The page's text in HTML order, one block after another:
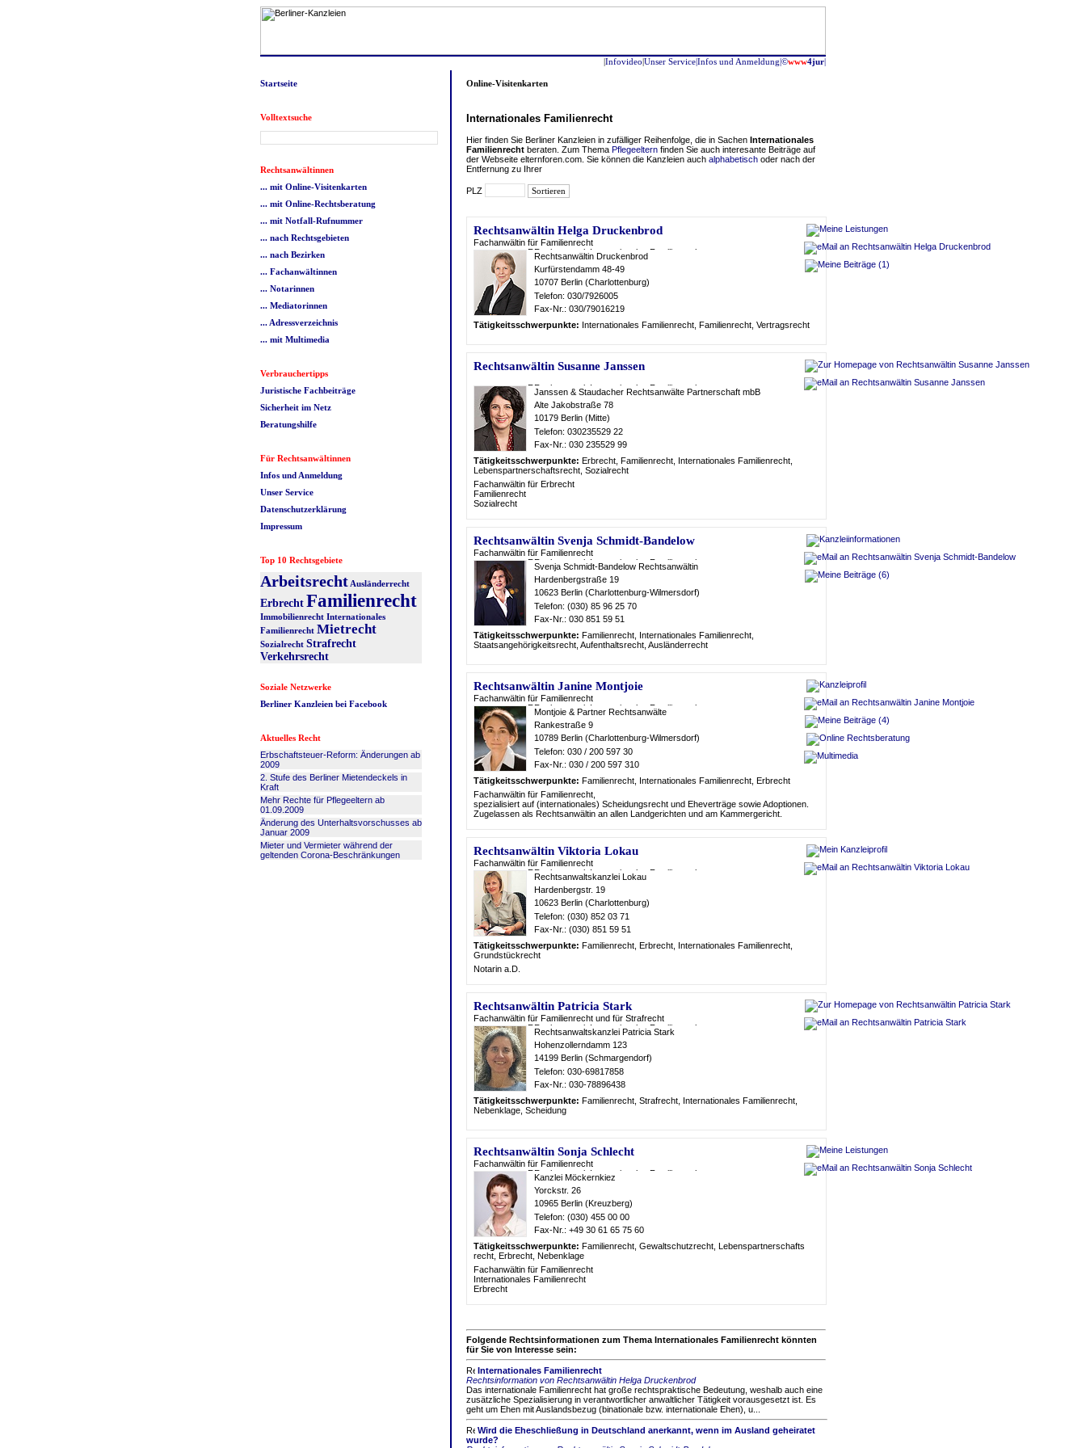
|Infovideo|Unser Service|Infos und Anmeldung|©www4jur|
Startseite
Volltextsuche
Rechtsanwältinnen
... mit Online-Visitenkarten
... mit Online-Rechtsberatung
... mit Notfall-Rufnummer
... nach Rechtsgebieten
... nach Bezirken
... Fachanwältinnen
... Notarinnen
... Mediatorinnen
... Adressverzeichnis
... mit Multimedia
Verbrauchertipps
Juristische Fachbeiträge
Sicherheit im Netz
Beratungshilfe
Für Rechtsanwältinnen
Infos und Anmeldung
Unser Service
Datenschutzerklärung
Impressum
Top 10 Rechtsgebiete
Arbeitsrecht Ausländerrecht
Erbrecht Familienrecht
Immobilienrecht Internationales
Familienrecht Mietrecht
Sozialrecht Strafrecht
Verkehrsrecht
Soziale Netzwerke
Berliner Kanzleien bei Facebook
Aktuelles Recht
Erbschaftsteuer-Reform: Änderungen ab
2009
2. Stufe des Berliner Mietendeckels in
Kraft
Mehr Rechte für Pflegeeltern ab
01.09.2009
Änderung des Unterhaltsvorschusses ab
Januar 2009
Mieter und Vermieter während der
geltenden Corona-Beschränkungen
Online-Visitenkarten
Internationales Familienrecht
Hier finden Sie Berliner Kanzleien in zufälliger Reihenfolge, die in Sachen Internationales
Familienrecht beraten. Zum Thema Pflegeeltern finden Sie auch interesante Beiträge auf
der Webseite elternforen.com. Sie können die Kanzleien auch alphabetisch oder nach der
Entfernung zu Ihrer
PLZ
Rechtsanwältin Helga Druckenbrod
Fachanwältin für Familienrecht
Rechtsanwältin Druckenbrod
Kurfürstendamm 48-49
10707 Berlin (Charlottenburg)
Telefon: 030/7926005
Fax-Nr.: 030/79016219
Tätigkeitsschwerpunkte: Internationales Familienrecht, Familienrecht, Vertragsrecht
Rechtsanwältin Susanne Janssen
Janssen & Staudacher Rechtsanwälte Partnerschaft mbB
Alte Jakobstraße 78
10179 Berlin (Mitte)
Telefon: 030235529 22
Fax-Nr.: 030 235529 99
Tätigkeitsschwerpunkte: Erbrecht, Familienrecht, Internationales Familienrecht,
Lebenspartnerschaftsrecht, Sozialrecht
Fachanwältin für Erbrecht
Familienrecht
Sozialrecht
Rechtsanwältin Svenja Schmidt-Bandelow
Fachanwältin für Familienrecht
Svenja Schmidt-Bandelow Rechtsanwältin
Hardenbergstraße 19
10623 Berlin (Charlottenburg-Wilmersdorf)
Telefon: (030) 85 96 25 70
Fax-Nr.: 030 851 59 51
Tätigkeitsschwerpunkte: Familienrecht, Internationales Familienrecht,
Staatsangehörigkeitsrecht, Aufenthaltsrecht, Ausländerrecht
Rechtsanwältin Janine Montjoie
Fachanwältin für Familienrecht
Montjoie & Partner Rechtsanwälte
Rankestraße 9
10789 Berlin (Charlottenburg-Wilmersdorf)
Telefon: 030 / 200 597 30
Fax-Nr.: 030 / 200 597 310
Tätigkeitsschwerpunkte: Familienrecht, Internationales Familienrecht, Erbrecht
Fachanwältin für Familienrecht,
spezialisiert auf (internationales) Scheidungsrecht und Eheverträge sowie Adoptionen.
Zugelassen als Rechtsanwältin an allen Landgerichten und am Kammergericht.
Rechtsanwältin Viktoria Lokau
Fachanwältin für Familienrecht
Rechtsanwaltskanzlei Lokau
Hardenbergstr. 19
10623 Berlin (Charlottenburg)
Telefon: (030) 852 03 71
Fax-Nr.: (030) 851 59 51
Tätigkeitsschwerpunkte: Familienrecht, Erbrecht, Internationales Familienrecht,
Grundstückrecht
Notarin a.D.
Rechtsanwältin Patricia Stark
Fachanwältin für Familienrecht und für Strafrecht
Rechtsanwaltskanzlei Patricia Stark
Hohenzollerndamm 123
14199 Berlin (Schmargendorf)
Telefon: 030-69817858
Fax-Nr.: 030-78896438
Tätigkeitsschwerpunkte: Familienrecht, Strafrecht, Internationales Familienrecht,
Nebenklage, Scheidung
Rechtsanwältin Sonja Schlecht
Fachanwältin für Familienrecht
Kanzlei Möckernkiez
Yorckstr. 26
10965 Berlin (Kreuzberg)
Telefon: (030) 455 00 00
Fax-Nr.: +49 30 61 65 75 60
Tätigkeitsschwerpunkte: Familienrecht, Gewaltschutzrecht, Lebenspartnerschafts
recht, Erbrecht, Nebenklage
Fachanwältin für Familienrecht
Internationales Familienrecht
Erbrecht
Folgende Rechtsinformationen zum Thema Internationales Familienrecht könnten
für Sie von Interesse sein:
Internationales Familienrecht
Rechtsinformation von Rechtsanwältin Helga Druckenbrod
Das internationale Familienrecht hat große rechtspraktische Bedeutung, weshalb auch eine
zusätzliche Spezialisierung in verantwortlicher anwaltlicher Tätigkeit vorausgesetzt ist. Es
geht um Ehen mit Auslandsbezug (binationale bzw. internationale Ehen), u...
Wird die Eheschließung in Deutschland anerkannt, wenn im Ausland geheiratet
wurde?